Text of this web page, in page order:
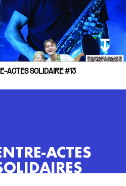
ACTES SOLIDAIRE #13
ACTES